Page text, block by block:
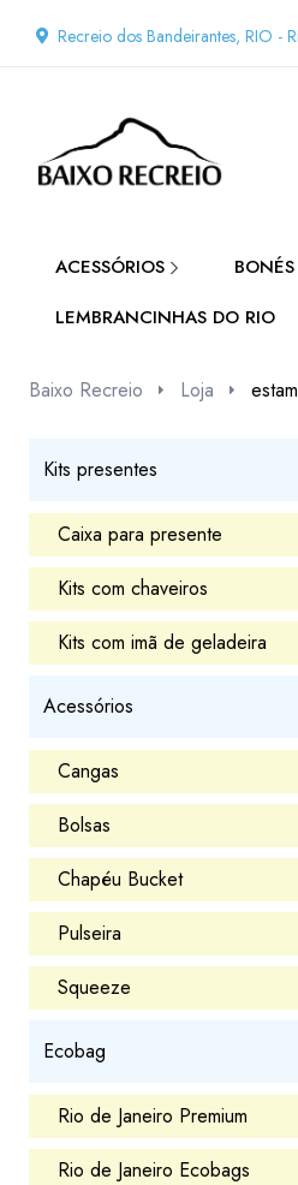
Recreio dos Bandeirantes, RIO -
ACESSÓRIOS BONÉS
LEMBRANCINHAS DO RIO
Baixo Recreio Loja
Kits presentes
Caixa para presente
Kits com chaveiros
Kits com imã de geladeira
Acessórios
Cangas
Bolsas
Chapéu Bucket
Pulseira
Squeeze
Ecobag
Rio de Janeiro Premium
Rio de Janeiro Ecobags